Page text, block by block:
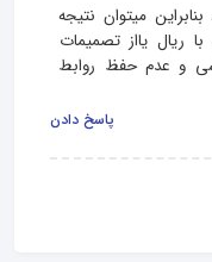
میتوان نتیجه
ریال یااز تصمیمات
و عدم حفظ روابط
پاسخ دادن